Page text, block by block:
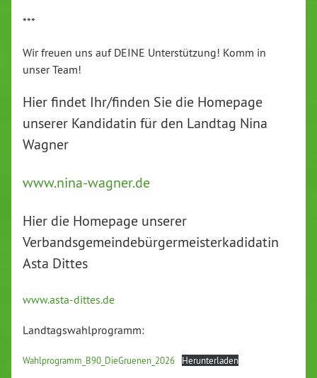
***
Wir freuen uns auf DEINE Unterstützung! Komm in
unser Team!
Hier findet Ihr/finden Sie die Homepage
unserer Kandidatin für den Landtag Nina
Wagner
www.nina-wagner.de
Hier die Homepage unserer
Verbandsgemeindebürgermeisterkadidatin
Asta Dittes
www.asta-dittes.de
Landtagswahlprogramm:
Wahlprogramm_B90_DieGruenen_2026 Herunterladen